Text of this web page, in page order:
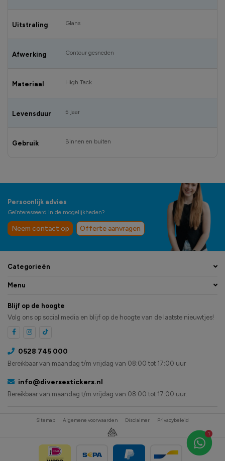
Uitstraling Glans
Afwerking Contour gesneden
Materiaal High Tack
Levensduur 5 jaar
Gebruik Binnen en buiten
1
Persoonlijk advies
Geïnteresseerd in de mogelijkheden?
Neem contact op Offerte aanvragen
Categorieën
Menu
Blijf op de hoogte
Volg ons op social media en blijf op de hoogte van de laatste nieuwtjes!
0528 745 000
Bereikbaar van maandag t/m vrijdag van 08:00 tot 17:00 uur
info@diversestickers.nl
Bereikbaar van maandag t/m vrijdag van 08:00 tot 17:00 uur.
Sitemap Algemene voorwaarden Disclaimer Privacybeleid